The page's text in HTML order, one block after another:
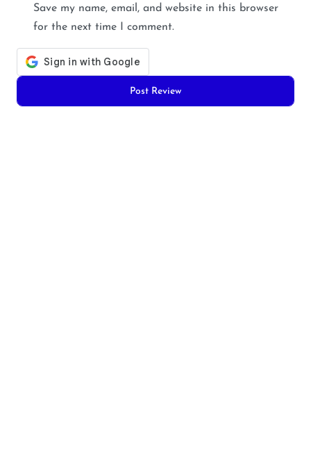
Save my name, email, and website in this browser
for the next time I comment.